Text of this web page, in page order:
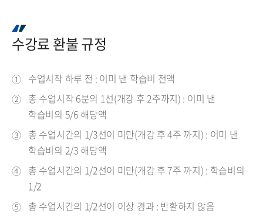
수강료 환불 규정
수업시작 하루 전 : 이미 낸 학습비 전액
총 수업시작 6분의 1선(개강 후 2주까지) : 이미 낸
학습비의 5/6 해당액
총 수업시간의 1/3선이 미만(개강 후 4주 까지) : 이미 낸
학습비의 2/3 해당액
총 수업시간의 1/2선이 미만(개강 후 7주 까지) : 학습비의
1/2
총 수업시간의 1/2선이 이상 경과 : 반환하지 않음